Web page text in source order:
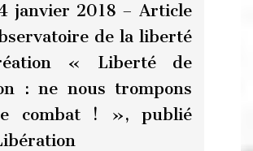
janvier 2018 – Article
de la liberté
« Liberté de
: ne nous trompons
combat ! », publié